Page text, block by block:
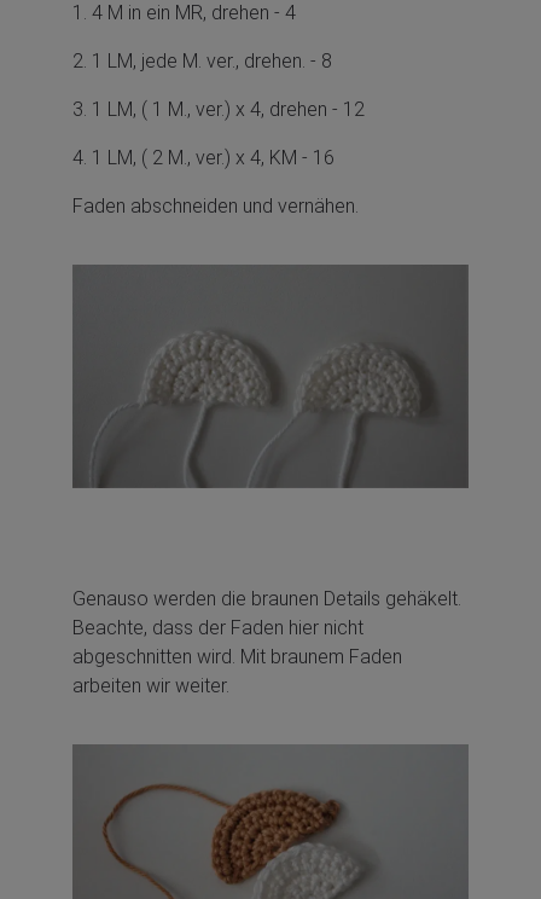
1. 4 M in ein MR, drehen - 4
2. 1 LM, jede M. ver., drehen. - 8
3. 1 LM, ( 1 M., ver.) x 4, drehen - 12
4. 1 LM, ( 2 M., ver.) x 4, KM - 16
Faden abschneiden und vernähen.
Genauso werden die braunen Details gehäkelt.
Beachte, dass der Faden hier nicht
abgeschnitten wird. Mit braunem Faden
arbeiten wir weiter.